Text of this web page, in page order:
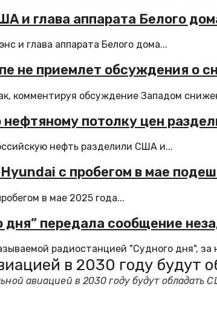
и глава аппарата Белого
и глава аппарата Белого дома...
не приемлет обсуждения о
комментируя обсуждение Западом
нефтяному потолку цен
нефть разделили США и...
с пробегом в мае
в мае 2025 года...
дня” передала сообщение
радиостанцией "Судного дня", за
в 2030 году будут
авиацией в 2030 году будут обладать